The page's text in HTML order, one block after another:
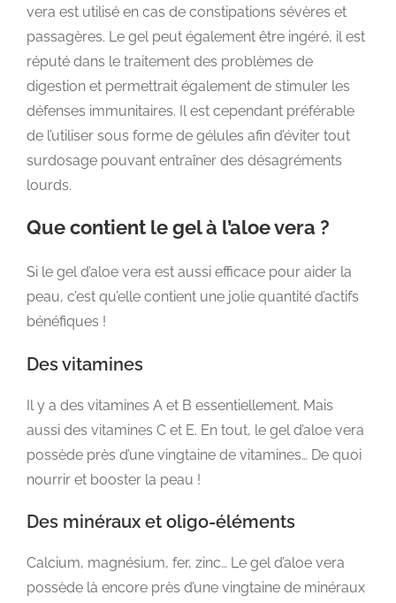
vera est utilisé en cas de constipations sévères et
passagères. Le gel peut également être ingéré, il est
réputé dans le traitement des problèmes de
digestion et permettrait également de stimuler les
défenses immunitaires. Il est cependant préférable
de l’utiliser sous forme de gélules afin d’éviter tout
surdosage pouvant entraîner des désagréments
lourds.
Que contient le gel à l’aloe vera ?
Si le gel d’aloe vera est aussi efficace pour aider la
peau, c’est qu’elle contient une jolie quantité d’actifs
bénéfiques !
Des vitamines
Il y a des vitamines A et B essentiellement. Mais
aussi des vitamines C et E. En tout, le gel d’aloe vera
possède près d’une vingtaine de vitamines… De quoi
nourrir et booster la peau !
Des minéraux et oligo-éléments
Calcium, magnésium, fer, zinc… Le gel d’aloe vera
possède là encore près d’une vingtaine de minéraux